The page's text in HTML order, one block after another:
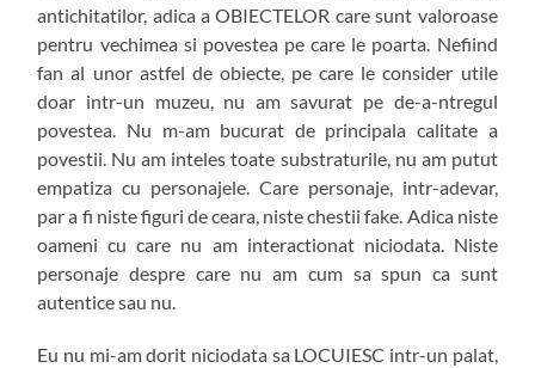
antichitatilor, adica a OBIECTELOR care sunt valoroase
pentru vechimea si povestea pe care le poarta. Nefiind
fan al unor astfel de obiecte, pe care le consider utile
doar intr-un muzeu, nu am savurat pe de-a-ntregul
povestea. Nu m-am bucurat de principala calitate a
povestii. Nu am inteles toate substraturile, nu am putut
empatiza cu personajele. Care personaje, intr-adevar,
par a fi niste figuri de ceara, niste chestii fake. Adica niste
oameni cu care nu am interactionat niciodata. Niste
personaje despre care nu am cum sa spun ca sunt
autentice sau nu.
Eu nu mi-am dorit niciodata sa LOCUIESC intr-un palat,